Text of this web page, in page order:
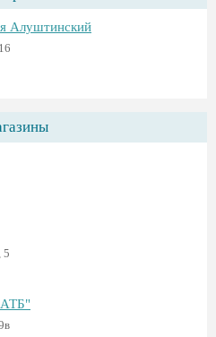
Алуштинский
5